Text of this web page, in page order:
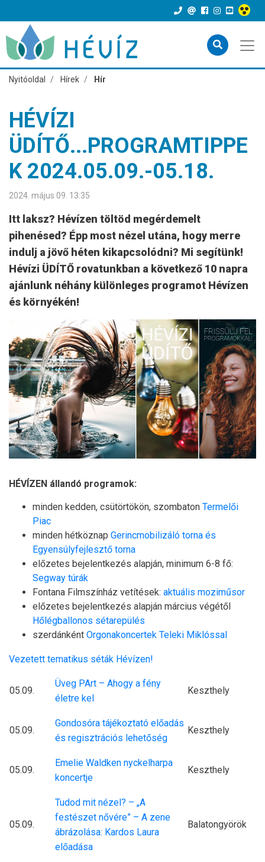
Nyitóoldal Hírek Hír
HÉVÍZI
ÜDÍTŐ...PROGRAMTIPPE
K 2024.05.09.-05.18.
2024. május 09. 13:35
Itt laksz? Hévízen töltöd megérdemelt
pihenésed? Épp most nézel utána, hogy merre
indulj a jövő héten kikapcsolódni? Mi segítünk!
Hévízi ÜDÍTŐ rovatunkban a következő 10 napra
ajánlunk néhány különleges programot Hévízen
és környékén!
HÉVÍZEN állandó programok:
minden kedden, csütörtökön, szombaton Termelői
Piac
minden hétköznap Gerincmobilizáló torna és
Egyensúlyfejlesztő torna
előzetes bejelentkezés alapján, minimum 6-8 fő:
Segway túrák
Fontana Filmszínház vetítések: aktuális moziműsor
előzetes bejelentkezés alapján március végétől
Hőlégballonos sétarepülés
szerdánként Orgonakoncertek Teleki Miklóssal
Vezetett tematikus séták Hévízen!
05.09.
Üveg PArt – Ahogy a fény
életre kel
Keszthely
05.09.
Gondosóra tájékoztató előadás
és regisztrációs lehetőség
Keszthely
05.09.
Emelie Waldken nyckelharpa
koncertje
Keszthely
05.09.
Tudod mit nézel? – „A
festészet nővére” – A zene
ábrázolása: Kardos Laura
előadása
Balatongyörök